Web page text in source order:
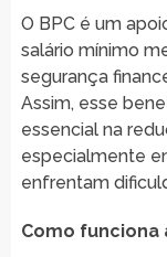
O BPC é um
salário mínimo
segurança
Assim, esse
essencial na
especialmente
enfrentam
Como funciona